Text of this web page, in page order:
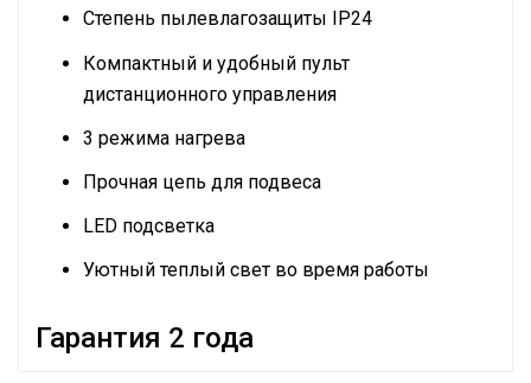
Степень пылевлагозащиты IP24
Компактный и удобный пульт
дистанционного управления
3 режима нагрева
Прочная цепь для подвеса
LED подсветка
Уютный теплый свет во время работы
Гарантия 2 года